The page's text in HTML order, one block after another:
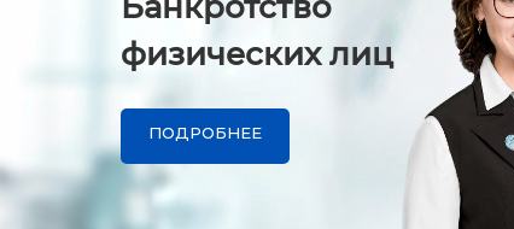
физических лиц
ПОДРОБНЕЕ